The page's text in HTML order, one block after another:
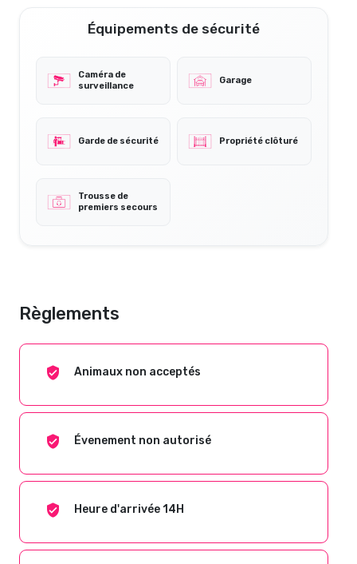
Équipements de sécurité
Caméra de
surveillance
Garage
Garde de sécurité Propriété clôturé
Trousse de
premiers secours
Règlements
Animaux non acceptés
Évenement non autorisé
Heure d'arrivée 14H